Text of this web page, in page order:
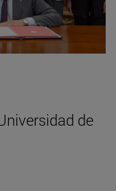
de